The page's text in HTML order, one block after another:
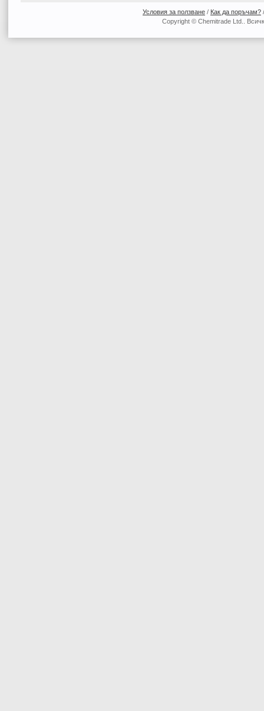
Условия за ползване / Как да поръчам?
Copyright © Chemitrade Ltd..